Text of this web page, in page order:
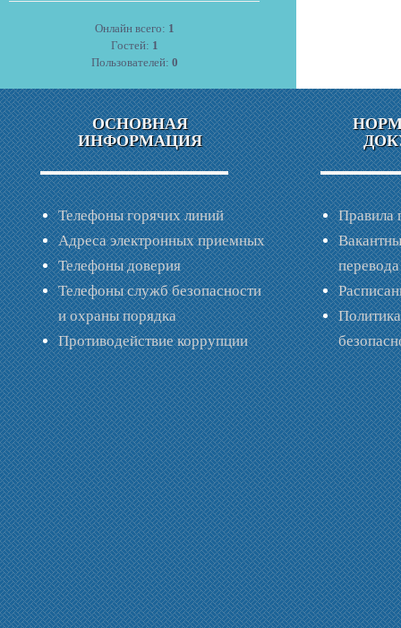
Онлайн всего: 1
Гостей: 1
Пользователей: 0
ОСНОВНАЯ
ИНФОРМАЦИЯ
Телефоны горячих линий
Адреса электронных приемных
Телефоны доверия
Телефоны служб безопасности
и охраны порядка
Противодействие коррупции
Правила
перевода